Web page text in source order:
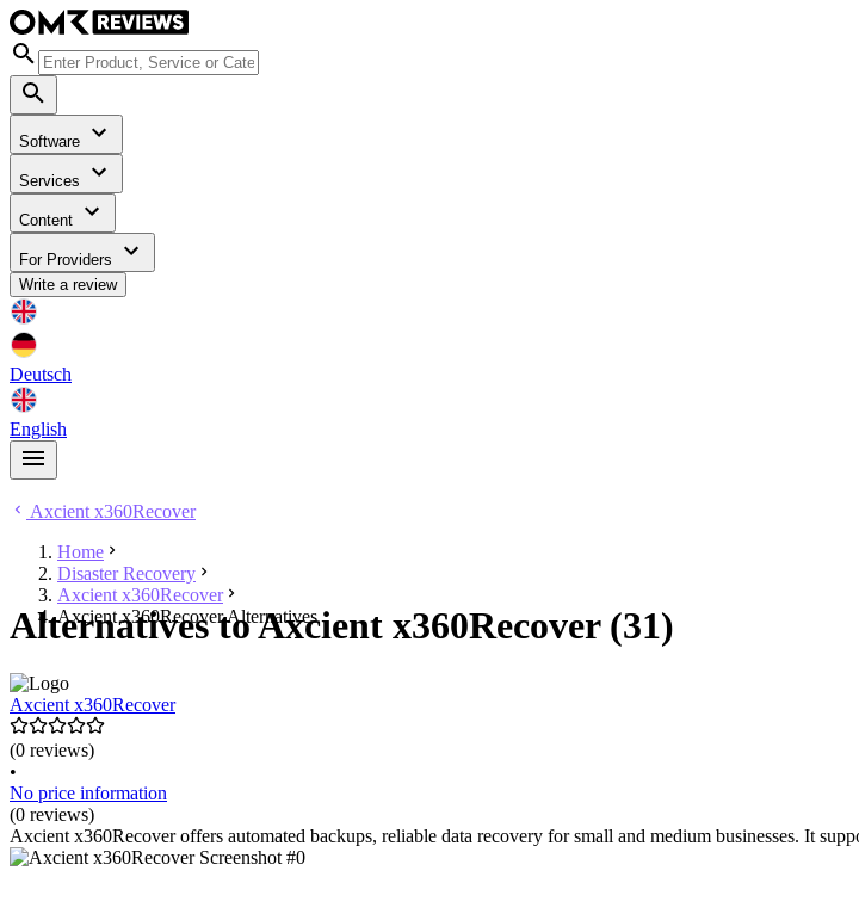
Software
Services
Content
For Providers
Write a review
Deutsch
English
Axcient x360Recover
Home
Disaster Recovery
Axcient x360Recover
Axcient x360Recover Alternatives
Alternatives to Axcient x360Recover (31)
Axcient x360Recover
(0 reviews)
•
No price information
(0 reviews)
Axcient x360Recover offers automated backups, reliable data recovery for small and medium businesses. It